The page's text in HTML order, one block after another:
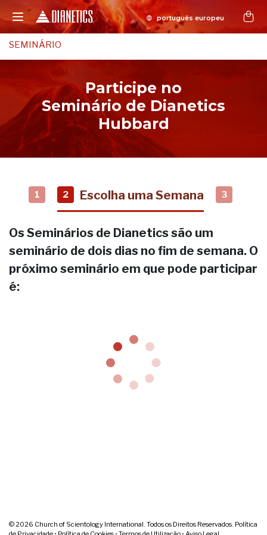
SEMINÁRIO
Participe no
Seminário de Dianetics
Hubbard
1 2 Escolha uma Semana 3
Os Seminários de Dianetics são um
seminário de dois dias no fim de semana. O
próximo seminário em que pode participar
é:
© 2026 Church of Scientology International. Todos os Direitos Reservados. Política